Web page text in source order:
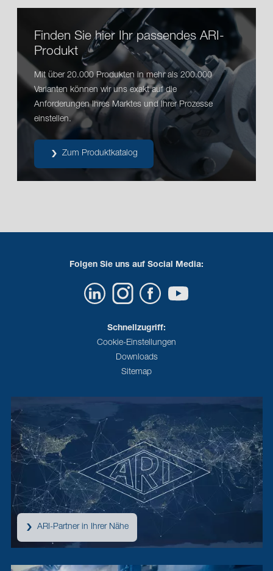
Wie montiere ich einen ARI-PREMIO ®-Plus-2G-
Antrieb auf einem Stellventil?
Finden Sie hier Ihr passendes ARI-
Produkt
Mit über 20.000 Produkten in mehr als 200.000
Varianten können wir uns exakt auf die
Anforderungen Ihres Marktes und Ihrer Prozesse
einstellen.
Zum Produktkatalog
Folgen Sie uns auf Social Media:
Schnellzugriff:
Cookie-Einstellungen
Downloads
Sitemap
ARI-Partner in Ihrer Nähe